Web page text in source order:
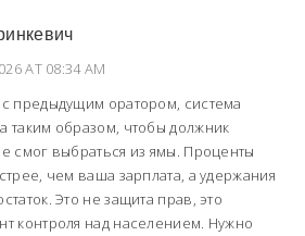
AT 08:34 AM
с предыдущим оратором, система
таким образом, чтобы должник
смог выбраться из ямы. Проценты
чем ваша зарплата, а удержания
Это не защита прав, это
контроля над населением. Нужно